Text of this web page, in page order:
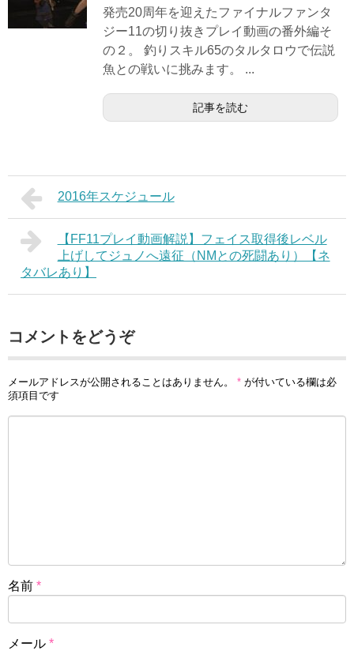
発売20周年を迎えたファイナルファンタ
ジー11の切り抜きプレイ動画の番外編そ
の２。 釣りスキル65のタルタロウで伝説
魚との戦いに挑みます。 ...
記事を読む
2016年スケジュール
【FF11プレイ動画解説】フェイス取得後レベル
上げしてジュノへ遠征（NMとの死闘あり）【ネ
タバレあり】
コメントをどうぞ
メールアドレスが公開されることはありません。 * が付いている欄は必
須項目です
名前 *
メール *